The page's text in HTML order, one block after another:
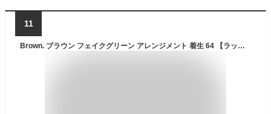
11
Brown. ブラウン フェイクグリーン アレンジメント 着生 64 【ラッピング対応】 【メッセージカード対応】 フェイクグリーン おしゃれ ハンギング アレンジ 人工観葉植物 グリーン インテリア 造花 吊るす ペット